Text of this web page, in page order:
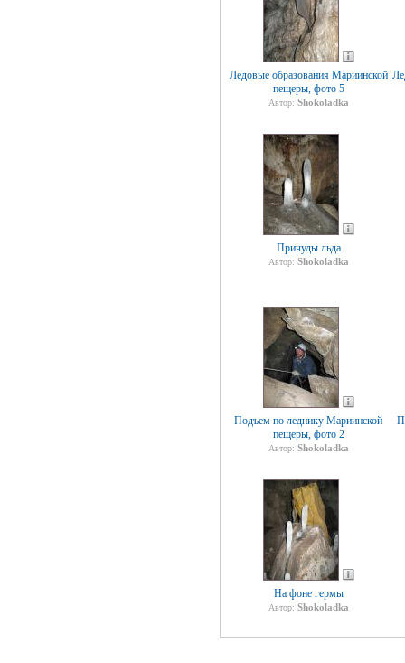
Ледовые образования Мариинской
пещеры, фото 5
Автор: Shokoladka
Причуды льда
Автор: Shokoladka
Подъем по леднику Мариинской
пещеры, фото 2
Автор: Shokoladka
На фоне гермы
Автор: Shokoladka